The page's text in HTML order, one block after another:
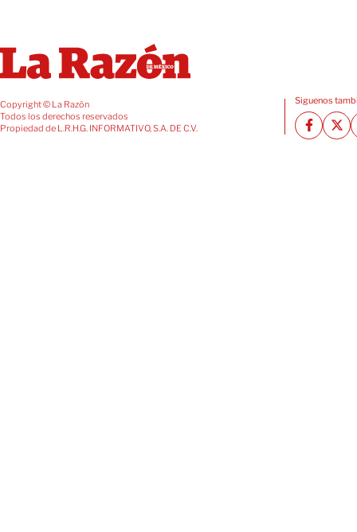
Copyright © La Razón
Todos los derechos reservados
Propiedad de L.R.H.G. INFORMATIVO, S.A. DE C.V.
Siguenos